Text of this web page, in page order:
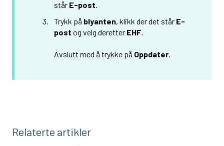
står E-post
Trykk på blyanten, klikk der det står E-
post og velg deretter EHF
Avslutt med å trykke på Oppdater
Relaterte artikler